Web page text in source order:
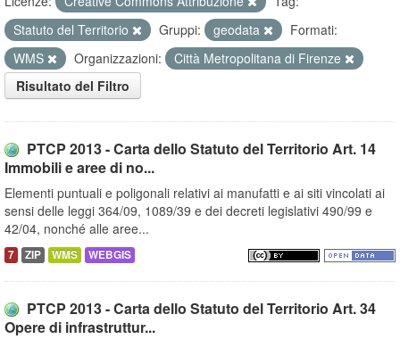
Statuto del Territorio
Gruppi: geodata
Formati:
WMS
Organizzazioni:
Città Metropolitana di Firenze
Risultato del Filtro
PTCP 2013 - Carta dello Statuto del Territorio Art. 14
Immobili e aree di no...
Elementi puntuali e poligonali relativi ai manufatti e ai siti vincolati ai
sensi delle leggi 364/09, 1089/39 e dei decreti legislativi 490/99 e
42/04, nonché alle aree...
7 ZIP WMS WEBGIS
PTCP 2013 - Carta dello Statuto del Territorio Art. 34
Opere di infrastruttur...